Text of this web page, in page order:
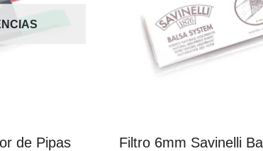
de Pipas Filtro 6mm Savinelli